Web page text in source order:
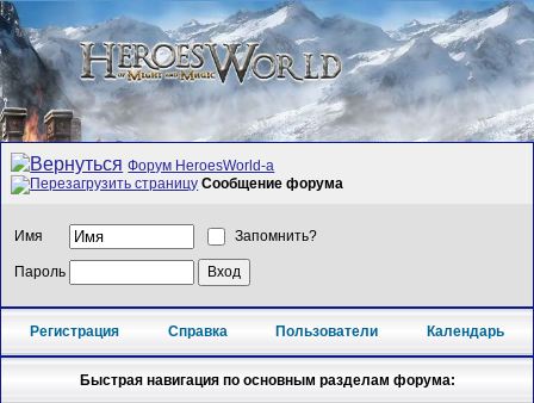
Форум HeroesWorld-а
Сообщение форума
Имя Запомнить?
Пароль
Регистрация Справка Пользователи Календарь
Быстрая навигация по основным разделам форума: